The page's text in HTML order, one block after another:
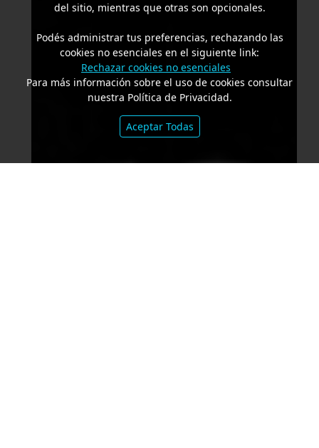
del sitio, mientras que otras son opcionales.
Podés administrar tus preferencias, rechazando las
cookies no esenciales en el siguiente link:
Rechazar cookies no esenciales
Para más información sobre el uso de cookies consultar
nuestra Política de Privacidad.
Aceptar Todas